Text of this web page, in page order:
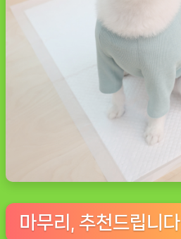
마무리, 추천드립니다